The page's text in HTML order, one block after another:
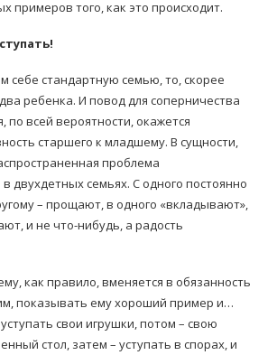
примеров того, как это происходит.
себе стандартную семью, то, скорее
ребенка. И повод для соперничества
по всей вероятности, окажется
старшего к младшему. В сущности,
проблема
двухдетных семьях. С одного постоянно
– прощают, в одного «вкладывают»,
и не что-нибудь, а радость
как правило, вменяется в обязанность
показывать ему хороший пример и…
свои игрушки, потом – свою
стол, затем – уступать в спорах, и